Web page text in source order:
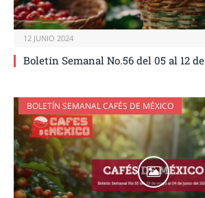
12 JUNIO 2024
Boletín Semanal No.56 del 05 al 12
BOLETÍN SEMANAL CAFÉS DE MÉXICO